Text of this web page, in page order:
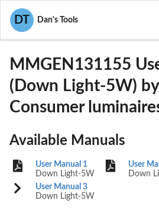
DT Dan's Tools
User Manuals
R2WMMGEN131155
MMGEN131155
(Down Light-5W)
Consumer
Available Manuals
User Manual 1
Down Light-5W
User
Down
User Manual 3
Down Light-5W